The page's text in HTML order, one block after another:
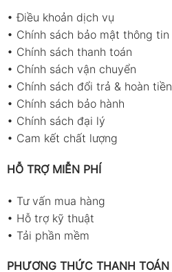
•Điều khoản dịch vụ
• Chính sách bảo mật thông tin
• Chính sách thanh toán
• Chính sách vận chuyển
• Chính sách đổi trả & hoàn tiền
• Chính sách bảo hành
• Chính sách đại lý
• Cam kết chất lượng
HỖ TRỢ MIỄN PHÍ
• Tư vấn mua hàng
• Hỗ trợ kỹ thuật
• Tải phần mềm
PHƯƠNG THỨC THANH TOÁN